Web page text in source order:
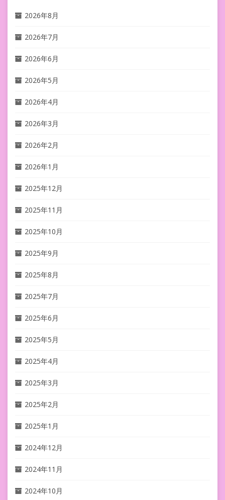
2026年8月
2026年7月
2026年6月
2026年5月
2026年4月
2026年3月
2026年2月
2026年1月
2025年12月
2025年11月
2025年10月
2025年9月
2025年8月
2025年7月
2025年6月
2025年5月
2025年4月
2025年3月
2025年2月
2025年1月
2024年12月
2024年11月
2024年10月